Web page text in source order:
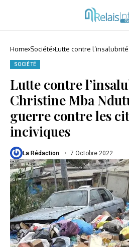
Home Société Lutte contre
SOCIÉTÉ
Lutte contre
Christine Mba
guerre contre les
inciviques
La Rédaction. 7 Octobre 2022